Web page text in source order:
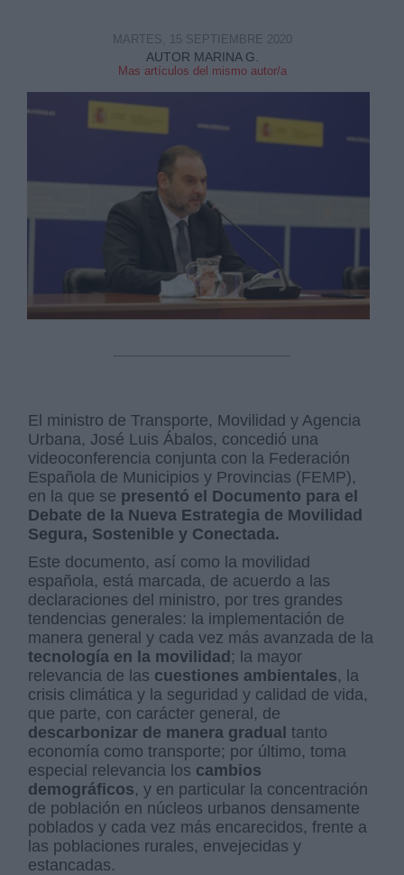
AUTOR MARINA G.
Mas artículos del mismo autor/a
MARTES, 15 SEPTIEMBRE 2020
El ministro de Transporte, Movilidad y Agencia
Urbana, José Luis Ábalos, concedió una
videoconferencia conjunta con la Federación
Española de Municipios y Provincias (FEMP),
en la que se presentó el Documento para el
Debate de la Nueva Estrategia de Movilidad
Segura, Sostenible y Conectada.
Este documento, así como la movilidad
española, está marcada, de acuerdo a las
declaraciones del ministro, por tres grandes
tendencias generales: la implementación de
manera general y cada vez más avanzada de la
tecnología en la movilidad; la mayor
relevancia de las cuestiones ambientales, la
crisis climática y la seguridad y calidad de vida,
que parte, con carácter general, de
descarbonizar de manera gradual tanto
economía como transporte; por último, toma
especial relevancia los cambios
demográficos, y en particular la concentración
de población en núcleos urbanos densamente
poblados y cada vez más encarecidos, frente a
las poblaciones rurales, envejecidas y
estancadas.
link
Información adicional